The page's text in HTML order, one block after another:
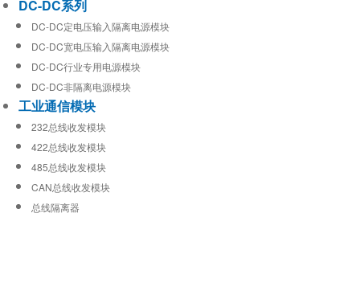
DC-DC系列
DC-DC定电压输入隔离电源模块
DC-DC宽电压输入隔离电源模块
DC-DC行业专用电源模块
DC-DC非隔离电源模块
工业通信模块
232总线收发模块
422总线收发模块
485总线收发模块
CAN总线收发模块
总线隔离器